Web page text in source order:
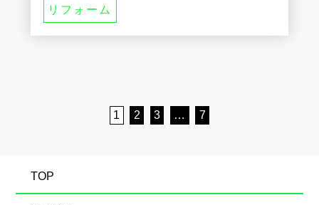
リフォーム
1 2 3 … 7
TOP